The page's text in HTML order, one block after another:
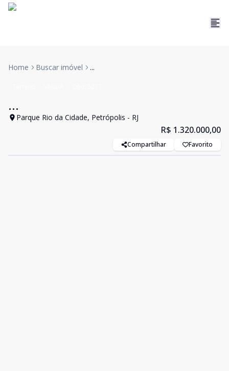
Home Buscar imóvel ...
...
Parque Rio da Cidade, Petrópolis - RJ
R$ 1.320.000,00
Compartilhar Favorito